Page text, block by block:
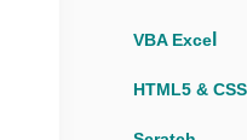
VBA Exce
HTML5 &